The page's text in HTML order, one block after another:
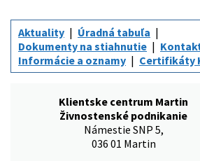
Aktuality
Úradná tabuľa
Dokumenty na stiahnutie
Informácie a oznamy
Certifikáty
Klientske centrum Martin
Živnostenské podnikanie
Námestie SNP 5,
036 01 Martin